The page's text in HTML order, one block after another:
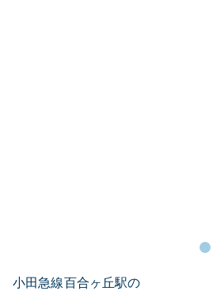
小田急線百合ヶ丘駅の